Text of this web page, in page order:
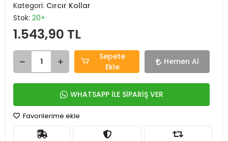
Kategori: Cırcır Kollar
Stok: 20+
1.543,90 TL
Sepete
Ekle
Hemen Al
WHATSAPP İLE SİPARİŞ VER
Favorilerime ekle